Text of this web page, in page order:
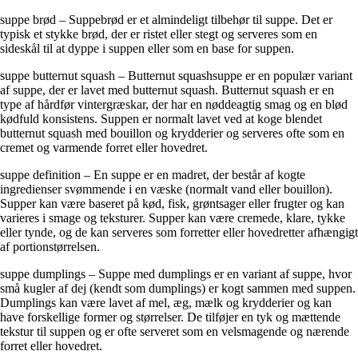
suppe brød – Suppebrød er et almindeligt tilbehør til suppe. Det er
typisk et stykke brød, der er ristet eller stegt og serveres som en
sideskål til at dyppe i suppen eller som en base for suppen.
suppe butternut squash – Butternut squashsuppe er en populær variant
af suppe, der er lavet med butternut squash. Butternut squash er en
type af hårdfør vintergræskar, der har en nøddeagtig smag og en blød
kødfuld konsistens. Suppen er normalt lavet ved at koge blendet
butternut squash med bouillon og krydderier og serveres ofte som en
cremet og varmende forret eller hovedret.
suppe definition – En suppe er en madret, der består af kogte
ingredienser svømmende i en væske (normalt vand eller bouillon).
Supper kan være baseret på kød, fisk, grøntsager eller frugter og kan
varieres i smage og teksturer. Supper kan være cremede, klare, tykke
eller tynde, og de kan serveres som forretter eller hovedretter afhængigt
af portionstørrelsen.
suppe dumplings – Suppe med dumplings er en variant af suppe, hvor
små kugler af dej (kendt som dumplings) er kogt sammen med suppen.
Dumplings kan være lavet af mel, æg, mælk og krydderier og kan
have forskellige former og størrelser. De tilføjer en tyk og mættende
tekstur til suppen og er ofte serveret som en velsmagende og nærende
forret eller hovedret.